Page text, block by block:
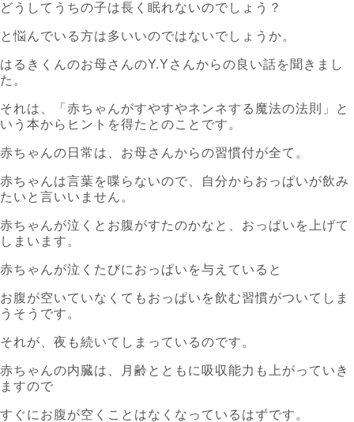
どうしてうちの子は長く眠れないのでしょう？
と悩んでいる方は多いいのではないでしょうか。
はるきくんのお母さんのY.Yさんからの良い話を聞きまし
た。
それは、「赤ちゃんがすやすやネンネする魔法の法則」と
いう本からヒントを得たとのことです。
赤ちゃんの日常は、お母さんからの習慣付が全て。
赤ちゃんは言葉を喋らないので、自分からおっぱいが飲み
たいと言いいません。
赤ちゃんが泣くとお腹がすたのかなと、おっぱいを上げて
しまいます。
赤ちゃんが泣くたびにおっぱいを与えていると
お腹が空いていなくてもおっぱいを飲む習慣がついてしま
うそうです。
それが、夜も続いてしまっているのです。
赤ちゃんの内臓は、月齢とともに吸収能力も上がっていき
ますので
すぐにお腹が空くことはなくなっているはずです。